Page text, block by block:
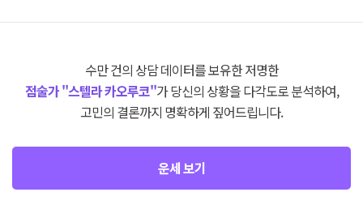
수만 건의 상담 데이터를 보유한 저명한
점술가 "스텔라 카오루코"가 당신의 상황을 다각도로 분석하여,
고민의 결론까지 명확하게 짚어드립니다.
운세 보기